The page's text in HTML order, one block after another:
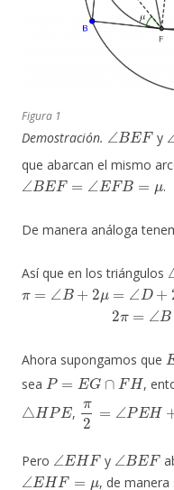
Figura 1
Demostración.
∠BEF
y
que abarcan el mismo
∠BEF=∠EFB=μ
.
De manera análoga
Así que en los triángulos
π= ∠B+2 μ=∠D+2ν
(1) π=∠ B +∠ D +2(μ +ν
Ahora supongamos que
E
sea
P= G∩ FH
,
△ HPE
,
π2 PEH+∠
Pero
∠EHF
y
∠BEF
∠EHF=μ
, de manera